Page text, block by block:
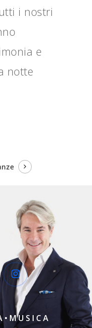
i nostri
e
notte